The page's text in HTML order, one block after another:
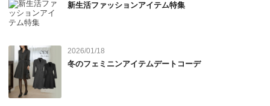
新生活ファッションアイテム特集
2026/01/18
冬のフェミニンアイテムデートコーデ